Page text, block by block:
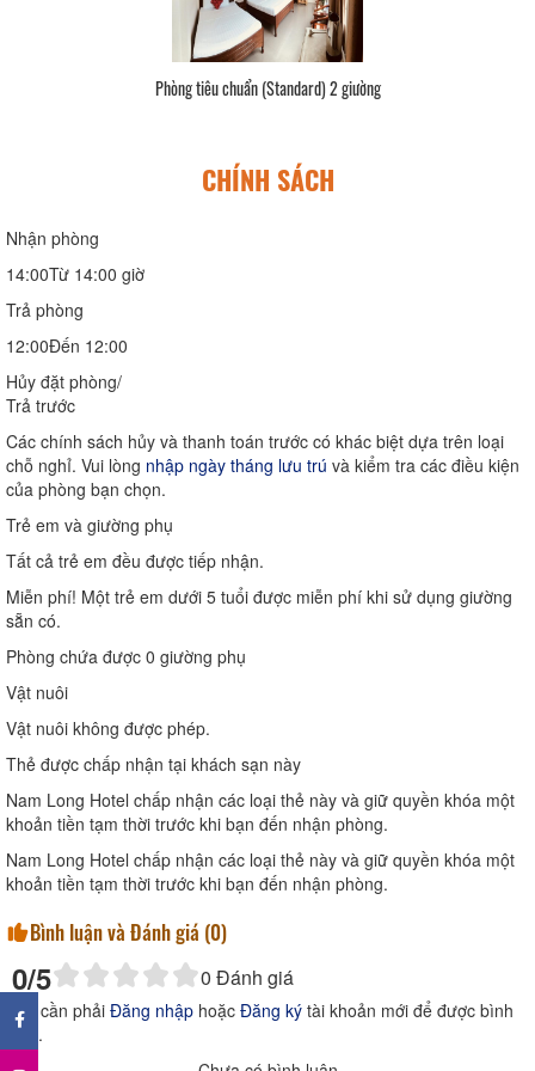
Phòng tiêu chuẩn (Standard) 2 giường
CHÍNH SÁCH
Nhận phòng
14:00Từ 14:00 giờ
Trả phòng
12:00Đến 12:00
Hủy đặt phòng/
Trả trước
Các chính sách hủy và thanh toán trước có khác biệt dựa trên loại
chỗ nghỉ. Vui lòng nhập ngày tháng lưu trú và kiểm tra các điều kiện
của phòng bạn chọn.
Trẻ em và giường phụ
Tất cả trẻ em đều được tiếp nhận.
Miễn phí! Một trẻ em dưới 5 tuổi được miễn phí khi sử dụng giường
sẵn có.
Phòng chứa được 0 giường phụ
Vật nuôi
Vật nuôi không được phép.
Thẻ được chấp nhận tại khách sạn này
Nam Long Hotel chấp nhận các loại thẻ này và giữ quyền khóa một
khoản tiền tạm thời trước khi bạn đến nhận phòng.
Nam Long Hotel chấp nhận các loại thẻ này và giữ quyền khóa một
khoản tiền tạm thời trước khi bạn đến nhận phòng.
Bình luận và Đánh giá (0)
0/5 0 Đánh giá
Bạn cần phải Đăng nhập hoặc Đăng ký tài khoản mới để được bình
luận.
×